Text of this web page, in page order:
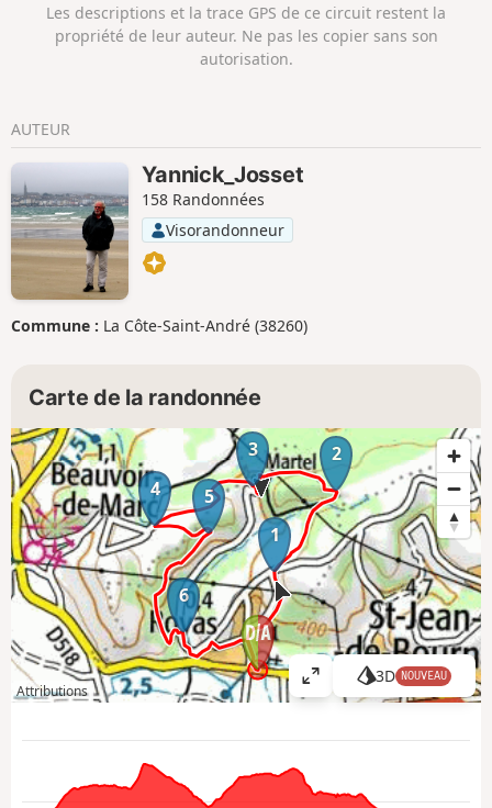
Les descriptions et la trace GPS de ce circuit restent la
propriété de leur auteur. Ne pas les copier sans son
autorisation.
AUTEUR
Yannick_Josset
158 Randonnées
Visorandonneur
Commune : La Côte-Saint-André (38260)
Carte de la randonnée
1
2
3
4
5
6
Attributions
A
e
3D NOUVEAU